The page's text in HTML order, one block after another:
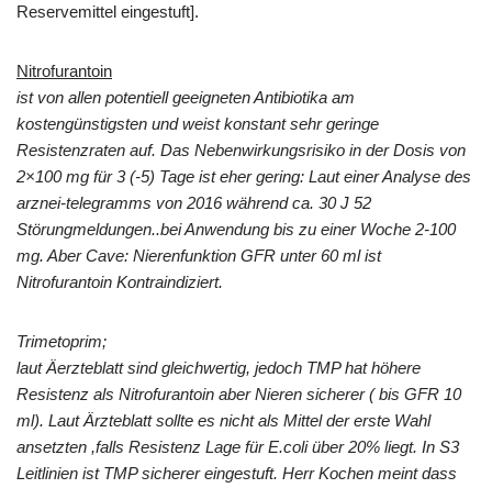
Reservemittel eingestuft].
Nitrofurantoin
ist von allen potentiell geeigneten Antibiotika am
kostengünstigsten und weist konstant sehr geringe
Resistenzraten auf. Das Nebenwirkungsrisiko in der Dosis von
2×100 mg für 3 (-5) Tage ist eher gering: Laut einer Analyse des
arznei-telegramms von 2016 während ca. 30 J 52
Störungmeldungen..bei Anwendung bis zu einer Woche 2-100
mg. Aber Cave: Nierenfunktion GFR unter 60 ml ist
Nitrofurantoin Kontraindiziert.
Trimetoprim;
laut Äerzteblatt sind gleichwertig, jedoch TMP hat höhere
Resistenz als Nitrofurantoin aber Nieren sicherer ( bis GFR 10
ml). Laut Ärzteblatt sollte es nicht als Mittel der erste Wahl
ansetzten ,falls Resistenz Lage für E.coli über 20% liegt. In S3
Leitlinien ist TMP sicherer eingestuft. Herr Kochen meint dass